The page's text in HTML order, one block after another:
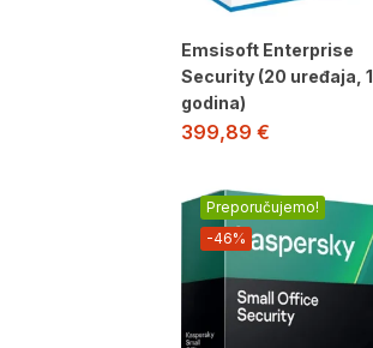
Emsisoft Enterprise
Security (20 uređaja, 1
godina)
399,89 €
-46%
Preporučujemo!